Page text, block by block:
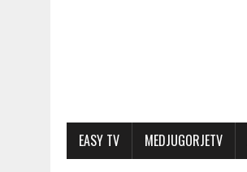
EASY TV MEDJUGORJETV